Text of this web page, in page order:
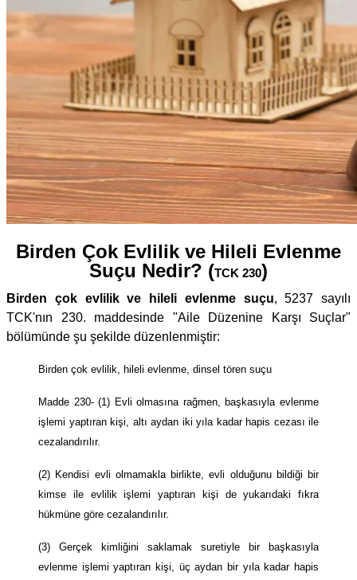
Birden Çok Evlilik ve Hileli Evlenme
Suçu Nedir? (TCK 230)
Birden çok evlilik ve hileli evlenme suçu, 5237 sayılı
TCK'nın 230. maddesinde "Aile Düzenine Karşı Suçlar"
bölümünde şu şekilde düzenlenmiştir:
Birden çok evlilik, hileli evlenme, dinsel tören suçu
Madde 230- (1) Evli olmasına rağmen, başkasıyla evlenme
işlemi yaptıran kişi, altı aydan iki yıla kadar hapis cezası ile
cezalandırılır.
(2) Kendisi evli olmamakla birlikte, evli olduğunu bildiği bir
kimse ile evlilik işlemi yaptıran kişi de yukarıdaki fıkra
hükmüne göre cezalandırılır.
(3) Gerçek kimliğini saklamak suretiyle bir başkasıyla
evlenme işlemi yaptıran kişi, üç aydan bir yıla kadar hapis